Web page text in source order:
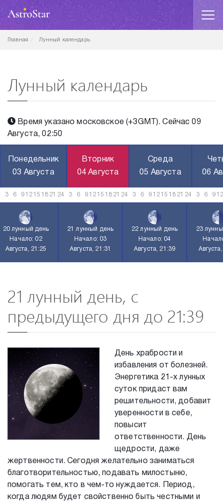
Главная Лунный календарь
Лунный календарь
Время указано московское (+3GMT). Сейчас 09
Августа, 02:50
Понедельник
03 Августа
Вторник
04 Августа
Среда
05 Августа
06
3 6 91215 18 21 24 3 6 91215 18 21 24 3 6 91215 18 21 24 3 6 912
20 лунный день
Начало: 02
Августа, 21:25
21 лунный день
Начало: 03
Августа, 21:31
22 лунный день
Начало: 04
Августа, 21:39
23
21 лунный день, с
предыдущего дня до 21:39
День храбрости и
избавления от болезней.
Энергетика 21-х лунных
суток придаст вам
решительности, добавит
уверенности в себе,
повысит
ответственности. День
щедрости, даже
жертвенности. Сегодня желательно заниматься
благотворительностью, подавать милостыню,
помогать тем, кто в чем-то нуждается. Период,
когда людям будет свойственно быть честными и